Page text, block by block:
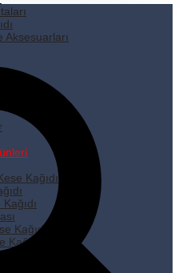
Aksesuarları
Kağıdı
Kağıdı